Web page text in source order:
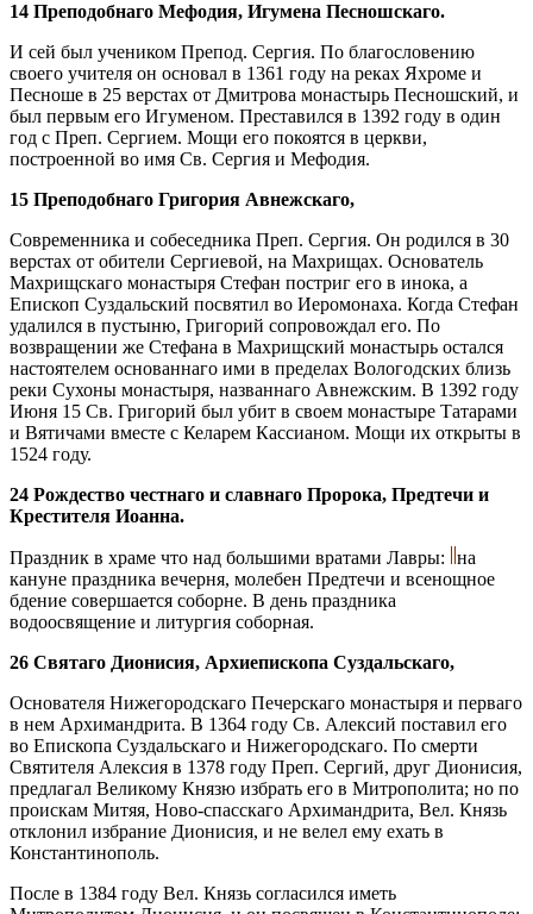
14 Преподобнаго Мефодия, Игумена Песношскаго.
И сей был учеником Препод. Сергия. По благословению
своего учителя он основал в 1361 году на реках Яхроме и
Песноше в 25 верстах от Дмитрова монастырь Песношский, и
был первым его Игуменом. Преставился в 1392 году в один
год с Преп. Сергием. Мощи его покоятся в церкви,
построенной во имя Св. Сергия и Мефодия.
15 Преподобнаго Григория Авнежскаго,
Современника и собеседника Преп. Сергия. Он родился в 30
верстах от обители Сергиевой, на Махрищах. Основатель
Махрищскаго монастыря Стефан постриг его в инока, а
Епископ Суздальский посвятил во Иеромонаха. Когда Стефан
удалился в пустыню, Григорий сопровождал его. По
возвращении же Стефана в Махрищский монастырь остался
настоятелем основаннаго ими в пределах Вологодских близь
реки Сухоны монастыря, названнаго Авнежским. В 1392 году
Июня 15 Св. Григорий был убит в своем монастыре Татарами
и Вятичами вместе с Келарем Кассианом. Мощи их открыты в
1524 году.
24 Рождество честнаго и славнаго Пророка, Предтечи и
Крестителя Иоанна.
Праздник в храме что над большими вратами Лавры:
на
кануне праздника вечерня, молебен Предтечи и всенощное
бдение совершается соборне. В день праздника
водоосвящение и литургия соборная.
26 Святаго Дионисия, Архиепископа Суздальскаго,
Основателя Нижегородскаго Печерскаго монастыря и перваго
в нем Архимандрита. В 1364 году Св. Алексий поставил его
во Епископа Суздальскаго и Нижегородскаго. По смерти
Святителя Алексия в 1378 году Преп. Сергий, друг Дионисия,
предлагал Великому Князю избрать его в Митрополита; но по
проискам Митяя, Ново-спасскаго Архимандрита, Вел. Князь
отклонил избрание Дионисия, и не велел ему ехать в
Константинополь.
После в 1384 году Вел. Князь согласился иметь